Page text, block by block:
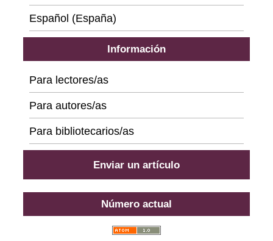
Español (España)
Información
Para lectores/as
Para autores/as
Para bibliotecarios/as
Enviar un artículo
Número actual